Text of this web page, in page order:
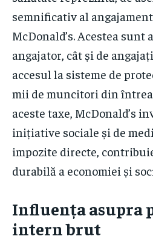
semnificativ al
McDonald’s. Acestea sunt
angajator, cât și de
accesul la sisteme de
mii de muncitori din
aceste taxe, McDonald’s
inițiative sociale și de
impozite directe,
durabilă a economiei și
Influența asupra
intern brut